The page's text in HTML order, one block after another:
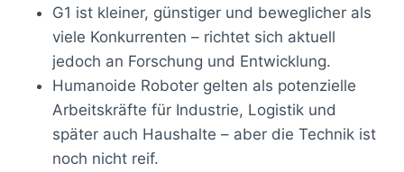
G1 ist kleiner, günstiger und beweglicher als
viele Konkurrenten – richtet sich aktuell
jedoch an Forschung und Entwicklung.
Humanoide Roboter gelten als potenzielle
Arbeitskräfte für Industrie, Logistik und
später auch Haushalte – aber die Technik ist
noch nicht reif.